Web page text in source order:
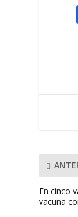
En cinco
vacuna